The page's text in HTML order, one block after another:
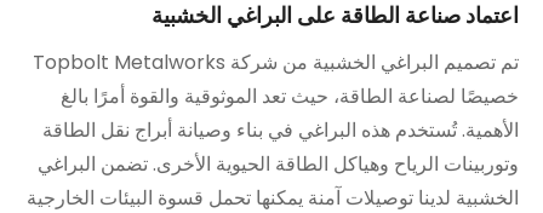
اعتماد صناعة الطاقة على البراغي الخشبية
تم تصميم البراغي الخشبية من شركة Topbolt Metalworks
خصيصًا لصناعة الطاقة، حيث تعد الموثوقية والقوة أمرًا بالغ
الأهمية. تُستخدم هذه البراغي في بناء وصيانة أبراج نقل الطاقة
وتوربينات الرياح وهياكل الطاقة الحيوية الأخرى. تضمن البراغي
الخشبية لدينا توصيلات آمنة يمكنها تحمل قسوة البيئات الخارجية